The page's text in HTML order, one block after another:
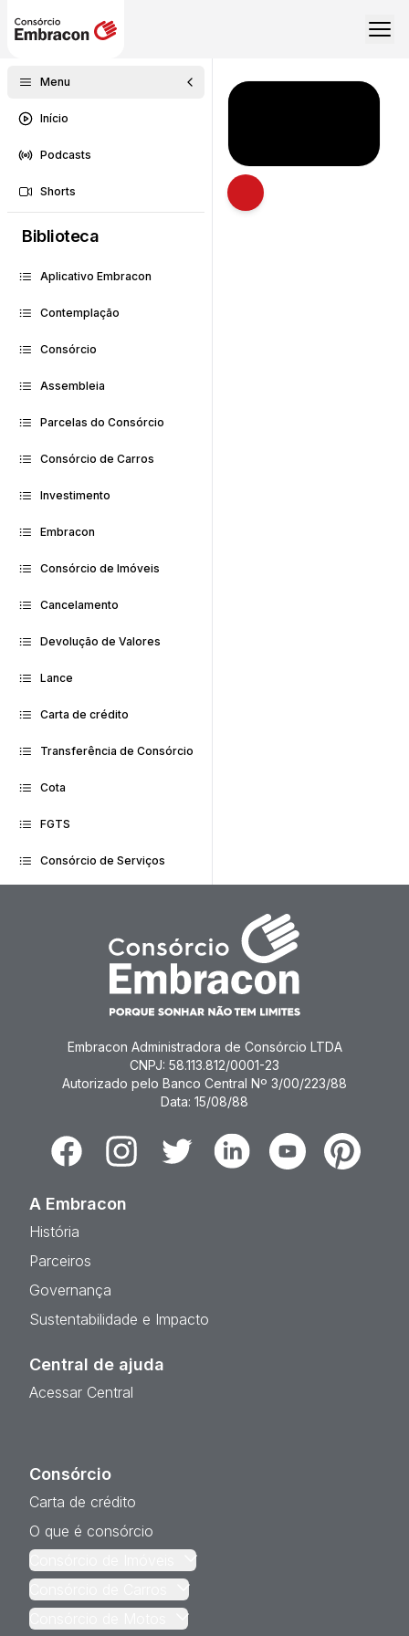
Menu
Início
Podcasts
Shorts
Biblioteca
Aplicativo Embracon
Contemplação
Consórcio
Assembleia
Parcelas do Consórcio
Consórcio de Carros
Investimento
Embracon
Consórcio de Imóveis
Cancelamento
Devolução de Valores
Lance
Carta de crédito
Transferência de Consórcio
Cota
FGTS
Consórcio de Serviços
Abrir descrição
Embracon Administradora de Consórcio LTDA
CNPJ: 58.113.812/0001-23
Autorizado pelo Banco Central Nº 3/00/223/88
Data: 15/08/88
FacebookInstagramTwitter LinkedinYoutubePinterest
A Embracon
História
Parceiros
Governança
Sustentabilidade e Impacto
Central de ajuda
Acessar Central
Consórcio
Carta de crédito
O que é consórcio